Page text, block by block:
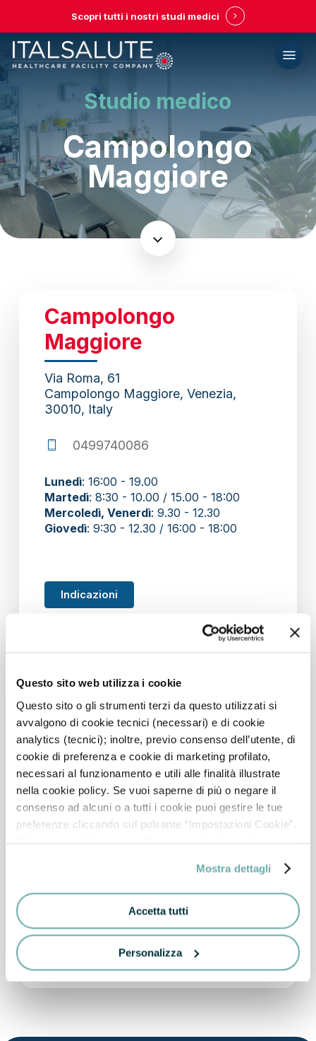
Questo sito web utilizza i cookie
Questo sito o gli strumenti terzi da questo utilizzati si
avvalgono di cookie tecnici (necessari) e di cookie
analytics (tecnici); inoltre, previo consenso dell’utente, di
cookie di preferenza e cookie di marketing profilato,
necessari al funzionamento e utili alle finalità illustrate
nella cookie policy. Se vuoi saperne di più o negare il
consenso ad alcuni o a tutti i cookie puoi gestire le tue
preferenze cliccando sul pulsante “Impostazioni Cookie”.
(ad eccezione dei cookie tecnici, in quanto strettamente
necessari, e dei cookie analytics) e continuare la
navigazione sul sito. Per maggiori informazioni sui cookie
che utilizziamo e, in generale, sul trattamento dei tuoi dati
personali, consulta la nostra Cookie Policy e la Privacy
Policy.
Mostra dettagli
Accetta tutti
Personalizza
main
content
Scopri tutti i nostri studi medici
Studio medico
Campolongo
Maggiore
Navigate
the
Campolongo
Maggiore
Via Roma, 61
Campolongo Maggiore, Venezia,
30010, Italy
0499740086
Lunedì: 16:00 - 19.00
Martedì: 8:30 - 10.00 / 15.00 - 18:00
Mercoledì, Venerdì: 9.30 - 12.30
Giovedì: 9:30 - 12.30 / 16:00 - 18:00
Indicazioni